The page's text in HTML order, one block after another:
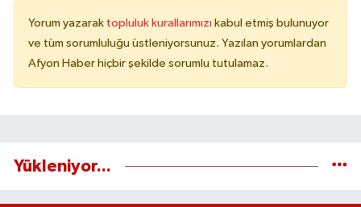
Yorum yazarak topluluk kurallarımızı kabul etmiş bulunuyor
ve tüm sorumluluğu üstleniyorsunuz. Yazılan yorumlardan
Afyon Haber hiçbir şekilde sorumlu tutulamaz.
Yükleniyor...